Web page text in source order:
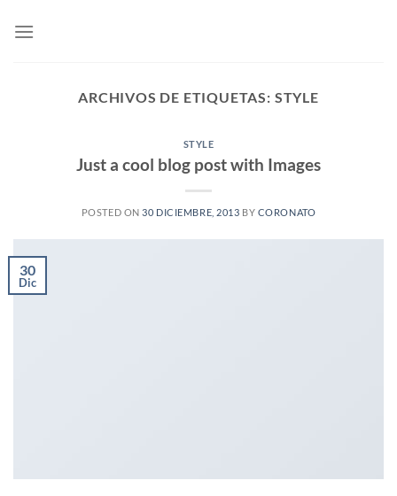
ARCHIVOS DE ETIQUETAS: STYLE
STYLE
Just a cool blog post with Images
POSTED ON 30 DICIEMBRE, 2013 BY CORONATO
30
Dic